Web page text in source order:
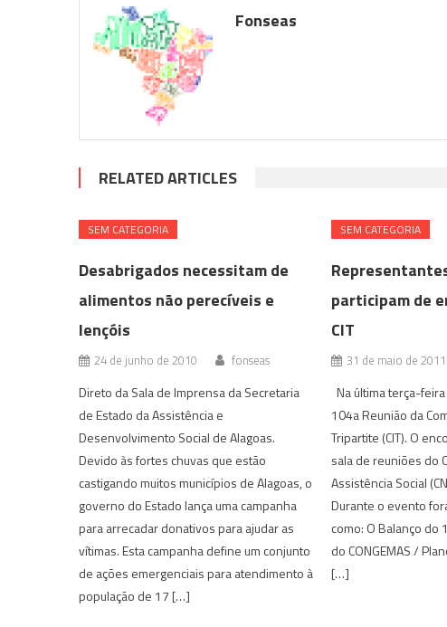
Fonseas
RELATED ARTICLES
SEM CATEGORIA
Desabrigados necessitam de
alimentos não perecíveis e
lençóis
24 de junho de 2010 fonseas
Direto da Sala de Imprensa da Secretaria
de Estado da Assistência e
Desenvolvimento Social de Alagoas.
Devido às fortes chuvas que estão
castigando muitos municípios de Alagoas, o
governo do Estado lança uma campanha
para arrecadar donativos para ajudar as
vítimas. Esta campanha define um conjunto
de ações emergenciais para atendimento à
população de 17 […]
SEM CATEGORIA
participam de
CIT
31 de maio de 2011
Na última terça-
104a Reunião da
Tripartite (CIT). O
sala de reuniões do
Assistência Social
Durante o evento
como: O Balanço do
do CONGEMAS /
[…]